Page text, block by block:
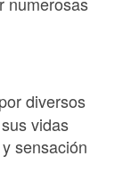
diversos
vidas
sensación